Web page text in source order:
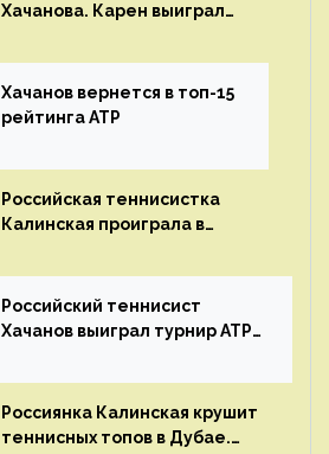
Хачанова. Карен выиграл
Хачанов вернется в топ-15
рейтинга ATP
Российская теннисистка
Калинская проиграла в
Российский теннисист
Хачанов выиграл турнир ATP
Россиянка Калинская крушит
теннисных топов в Дубае.